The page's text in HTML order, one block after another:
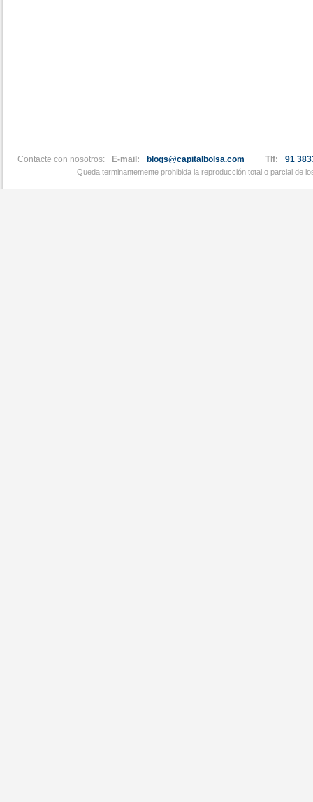
Contacte con nosotros: E-mail: blogs@capitalbolsa.com Tlf: 91
Queda terminantemente prohibida la reproducción total o parcial de